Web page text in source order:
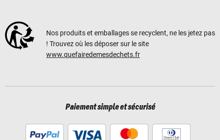
Nos produits et emballages se recyclent, ne les jetez pas
! Trouvez où les déposer sur le site
www.quefairedemesdechets.fr
Paiement simple et sécurisé